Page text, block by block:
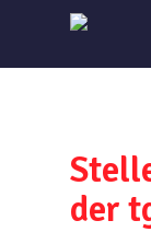
main
der